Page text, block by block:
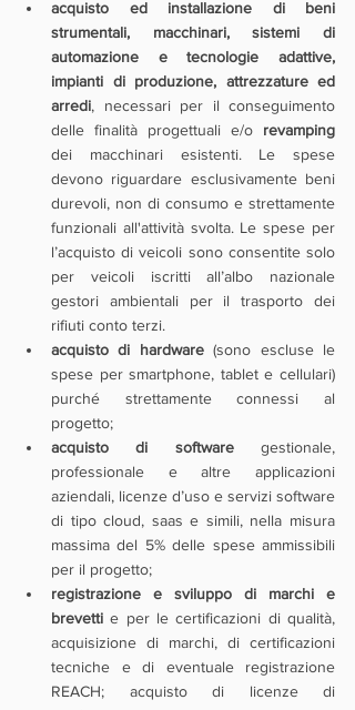
acquisto ed installazione di beni
strumentali, macchinari, sistemi di
automazione e tecnologie adattive,
impianti di produzione, attrezzature ed
arredi, necessari per il conseguimento
delle finalità progettuali e/o
dei macchinari esistenti. Le spese
devono riguardare esclusivamente beni
durevoli, non di consumo e strettamente
funzionali all'attività svolta. Le spese per
l’acquisto di veicoli sono consentite solo
per veicoli iscritti all’albo nazionale
gestori ambientali per il trasporto dei
rifiuti conto terzi.
acquisto di hardware (sono escluse le
spese per smartphone, tablet e cellulari)
purché strettamente connessi al
progetto;
acquisto di software gestionale,
professionale e altre applicazioni
aziendali, licenze d’uso e servizi software
di tipo cloud, saas e simili, nella misura
massima del 5% delle spese ammissibili
per il progetto;
registrazione e sviluppo di marchi e
brevetti e per le certificazioni di qualità,
acquisizione di marchi, di certificazioni
tecniche e di eventuale registrazione
REACH; acquisto di licenze di